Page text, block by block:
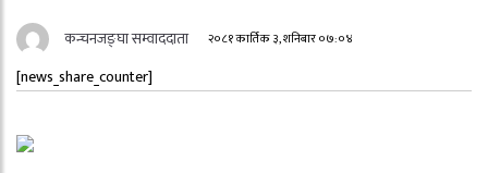
कन्चनजङ्घा सम्वाददाता २०८१ कार्तिक ३, शनिबार ०७:०४
[news_share_counter]